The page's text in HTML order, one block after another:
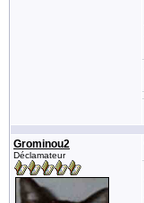
Grominou2
Déclamateur